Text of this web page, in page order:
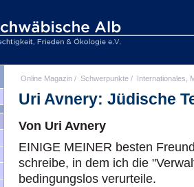
Online Magazin / Schwerpunkte / Internationales,
Uri Avnery: Jüdische
Von Uri Avnery
EINIGE MEINER besten
schreibe, in dem ich die
bedingungslos verurteile.